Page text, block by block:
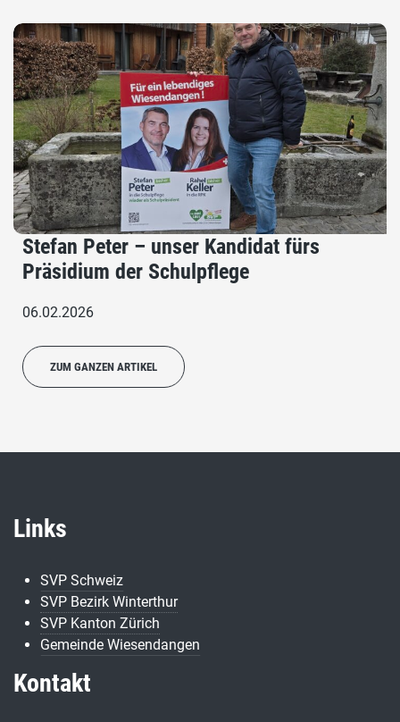
Stefan Peter – unser Kandidat fürs
Präsidium der Schulpflege
06.02.2026
ZUM GANZEN ARTIKEL
Links
SVP Schweiz
SVP Bezirk Winterthur
SVP Kanton Zürich
Gemeinde Wiesendangen
Kontakt